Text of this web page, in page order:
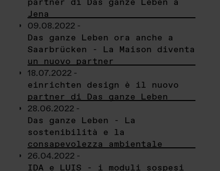
Jena
09.08.2022 -
Das ganze Leben ora anche a
Saarbrücken - La Maison diventa
un nuovo partner
18.07.2022 -
einrichten design è il nuovo
partner di Das ganze Leben
28.06.2022 -
Das ganze Leben - La
sostenibilità e la
consapevolezza ambientale
26.04.2022 -
IDA e LUIS - i moduli sospesi